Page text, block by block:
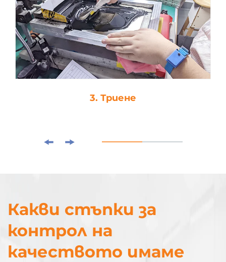
3. Триене
Какви стъпки за
контрол на
качеството имаме